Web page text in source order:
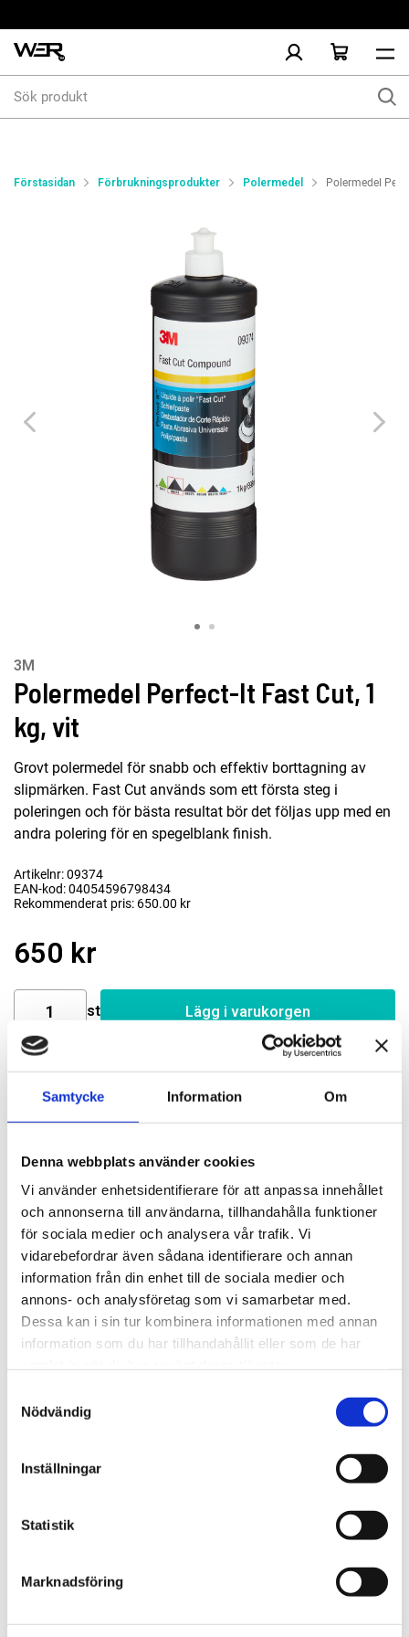
Samtycke Information Om
Denna webbplats använder cookies
Vi använder enhetsidentifierare för att anpassa innehållet
och annonserna till användarna, tillhandahålla funktioner
för sociala medier och analysera vår trafik. Vi
vidarebefordrar även sådana identifierare och annan
information från din enhet till de sociala medier och
annons- och analysföretag som vi samarbetar med.
Dessa kan i sin tur kombinera informationen med annan
information som du har tillhandahållit eller som de har
Nödvändig
Inställningar
Statistik
Marknadsföring
produkt
Förstasidan Förbrukningsprodukter Polermedel Polermedel
3M
Polermedel Perfect-It Fast Cut, 1
kg, vit
Grovt polermedel för snabb och effektiv borttagning av
slipmärken. Fast Cut används som ett första steg i
poleringen och för bästa resultat bör det följas upp med en
andra polering för en spegelblank finish.
Artikelnr: 09374
EAN-kod: 04054596798434
Rekommenderat pris: 650.00 kr
650 kr
st Lägg i varukorgen
Finns i lager
Om varumärket
Filer
Relaterade produkter